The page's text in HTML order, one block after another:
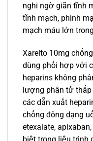
nghi ngờ giãn tĩnh
tĩnh mạch, phình
mạch máu lớn
Xarelto 10mg
dùng phối hợp với
heparins không
lượng phân tử thấp
các dẫn xuất
chống đông dạng
etexalate,
biệt trong liệu trình